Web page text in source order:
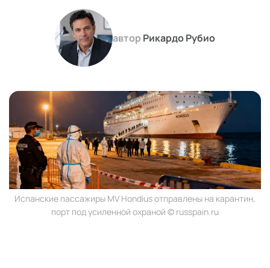
автор Рикардо Рубио
Испанские пассажиры MV Hondius отправлены на карантин,
порт под усиленной охраной © russpain.ru